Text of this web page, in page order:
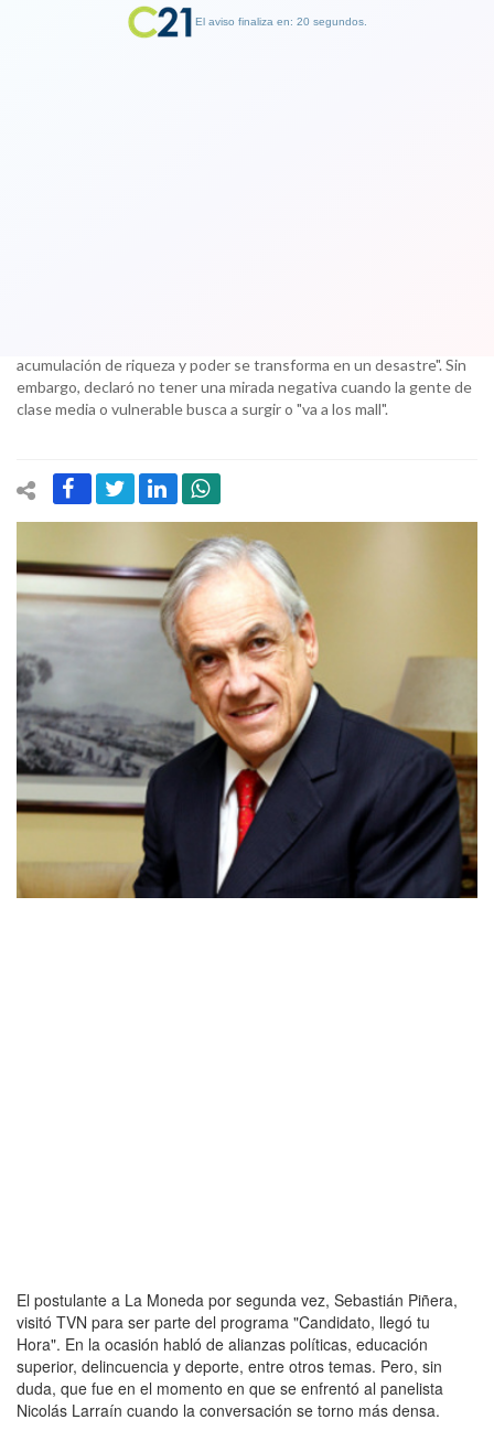
acumulación de riqueza y poder se transforma en un desastre". Sin
embargo, declaró no tener una mirada negativa cuando la gente de
clase media o vulnerable busca a surgir o "va a los mall".
El postulante a La Moneda por segunda vez, Sebastián Piñera,
visitó TVN para ser parte del programa "Candidato, llegó tu
Hora". En la ocasión habló de alianzas políticas, educación
superior, delincuencia y deporte, entre otros temas. Pero, sin
duda, que fue en el momento en que se enfrentó al panelista
Nicolás Larraín cuando la conversación se torno más densa.
El aviso finaliza en: 19 segundos.